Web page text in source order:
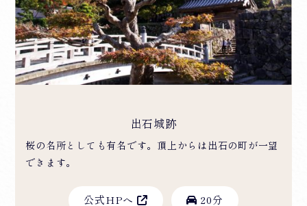
出石城跡
桜の名所としても有名です。頂上からは出石の町が一望
できます。
公式HPへ 20分